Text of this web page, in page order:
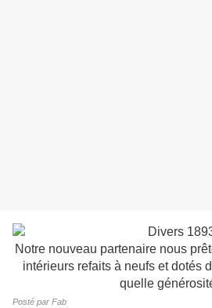
Notre nouveau partenaire nous
intérieurs refaits à neufs et dotés
quelle
Posté par Fab